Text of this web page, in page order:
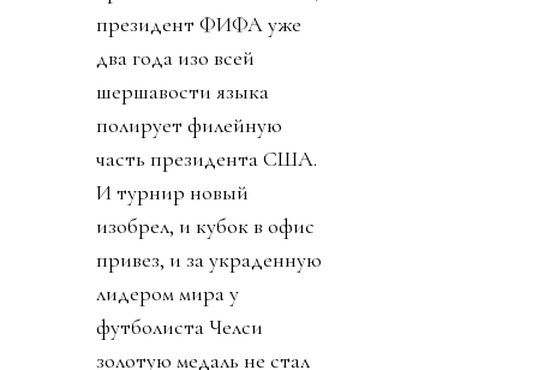
президент ФИФА уже
два года изо всей
шершавости языка
полирует филейную
часть президента США.
И турнир новый
изобрел, и кубок в офис
привез, и за украденную
лидером мира у
футболиста Челси
золотую медаль не стал